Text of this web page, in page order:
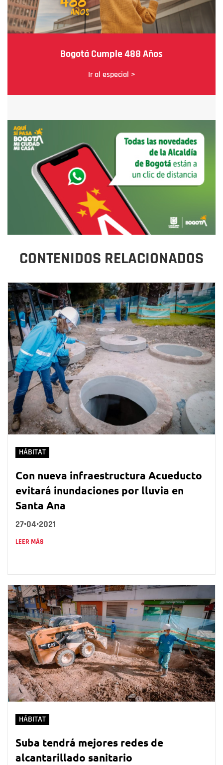
Bogotá Cumple 488 Años
Ir al especial >
CONTENIDOS RELACIONADOS
HÁBITAT
Con nueva infraestructura Acueducto
evitará inundaciones por lluvia en
Santa Ana
27•04•2021
LEER MÁS
HÁBITAT
Suba tendrá mejores redes de
alcantarillado sanitario